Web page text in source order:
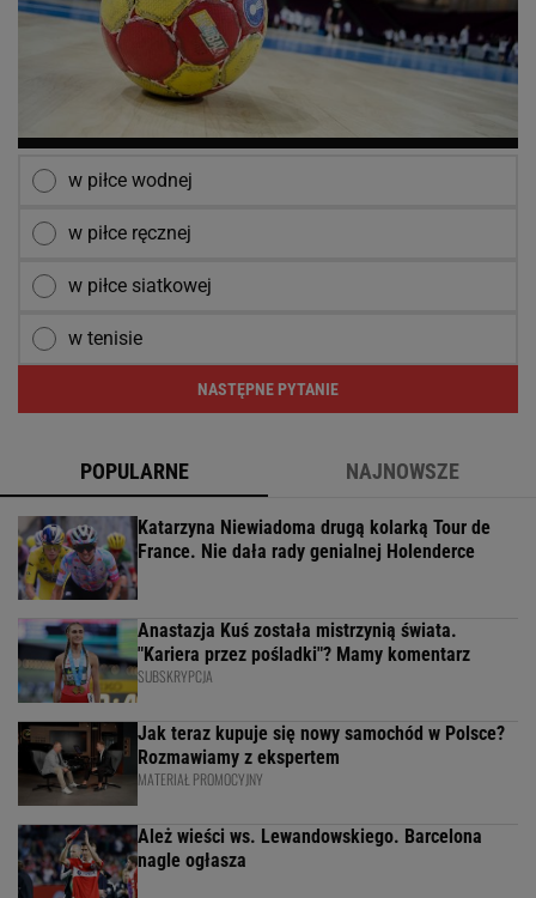
w piłce wodnej
w piłce ręcznej
w piłce siatkowej
w tenisie
NASTĘPNE PYTANIE
POPULARNE NAJNOWSZE
Katarzyna Niewiadoma drugą kolarką Tour de
France. Nie dała rady genialnej Holenderce
Anastazja Kuś została mistrzynią świata.
"Kariera przez pośladki"? Mamy komentarz
SUBSKRYPCJA
Jak teraz kupuje się nowy samochód w Polsce?
Rozmawiamy z ekspertem
MATERIAŁ PROMOCYJNY
Ależ wieści ws. Lewandowskiego. Barcelona
nagle ogłasza